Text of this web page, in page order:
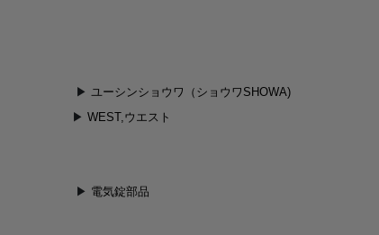
ユーシンショウワ（ショウワSHOWA)
WEST,ウエスト
電気錠部品